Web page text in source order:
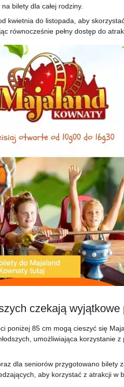
bilety dla całej rodziny.
kwietnia do listopada, aby
równocześnie pełny dostęp do
czekają wyjątkowe
poniżej 85 cm mogą cieszyć się
umożliwiająca korzystanie
dla seniorów przygotowano bilety
aby korzystać z atrakcji w